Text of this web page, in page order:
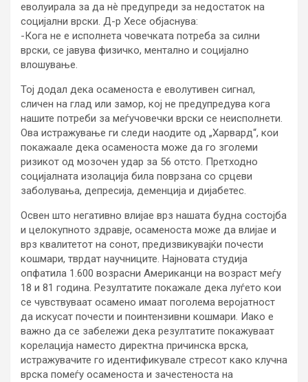
еволуирала за да нè предупреди за недостаток на
социјални врски. Д-р Хесе објаснува:
-Кога не е исполнета човечката потреба за силни
врски, се јавува физичко, ментално и социјално
влошување.
Тој додал дека осаменоста е еволутивен сигнал,
сличен на глад или замор, кој не предупредува кога
нашите потреби за меѓучовечки врски се неисполнети.
Ова истражување ги следи наодите од „Харвард“, кои
покажаале дека осаменоста може да го зголеми
ризикот од мозочен удар за 56 отсто. Претходно
социјалната изолација била поврзана со срцеви
заболувања, депресија, деменција и дијабетес.
Освен што негативно влијае врз нашата будна состојба
и целокупното здравје, осаменоста може да влијае и
врз квалитетот на сонот, предизвикувајќи почести
кошмари, тврдат научниците. Најновата студија
опфатила 1.600 возрасни Американци на возраст меѓу
18 и 81 година. Резултатите покажале дека луѓето кои
се чувствуваат осамено имаат поголема веројатност
да искусат почести и поинтензивни кошмари. Иако е
важно да се забележи дека резултатите покажуваат
корелација наместо директна причинска врска,
истражувачите го идентификувале стресот како клучна
врска помеѓу осаменоста и зачестеноста на